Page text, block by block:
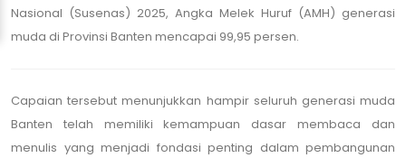
Nasional (Susenas) 2025, Angka Melek Huruf (AMH) generasi
muda di Provinsi Banten mencapai 99,95 persen.
Capaian tersebut menunjukkan hampir seluruh generasi muda
Banten telah memiliki kemampuan dasar membaca dan
menulis yang menjadi fondasi penting dalam pembangunan